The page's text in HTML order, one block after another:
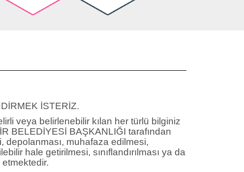
İSTERİZ.
veya belirlenebilir kılan her türlü bilginiz
BELEDİYESİ BAŞKANLIĞI tarafından
depolanması, muhafaza edilmesi,
hale getirilmesi, sınıflandırılması ya da